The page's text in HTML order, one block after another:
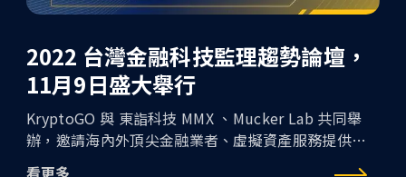
2022 台灣金融科技監理趨勢論壇，
11月9日盛大舉行
KryptoGO 與 東詣科技 MMX 、Mucker Lab 共同舉
辦，邀請海內外頂尖金融業者、虛擬資產服務提供商
（VASP）、KYC／AML 巨擘、鏈上數據監控業者等進
看更多